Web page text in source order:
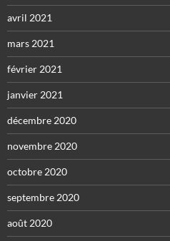
avril 2021
mars 2021
février 2021
janvier 2021
décembre 2020
novembre 2020
octobre 2020
septembre 2020
août 2020